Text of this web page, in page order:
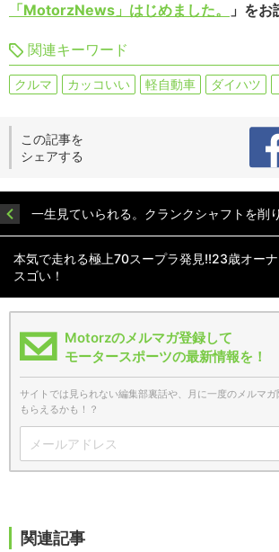
「MotorzNews」はじめました。
」をお
関連キーワード
クルマ カッコいい 軽自動車 ダイハツ
この記事を
シェアする
一生見ていられる。クランクシャフトを削
本気で走れる極上70スープラ発見!!23歳オー
スゴい！
Motorzのメルマガ登録して
モータースポーツの最新情報を！
サイトでは見られない編集部裏話や、月に一度のメルマ
もらえるかも！？
関連記事